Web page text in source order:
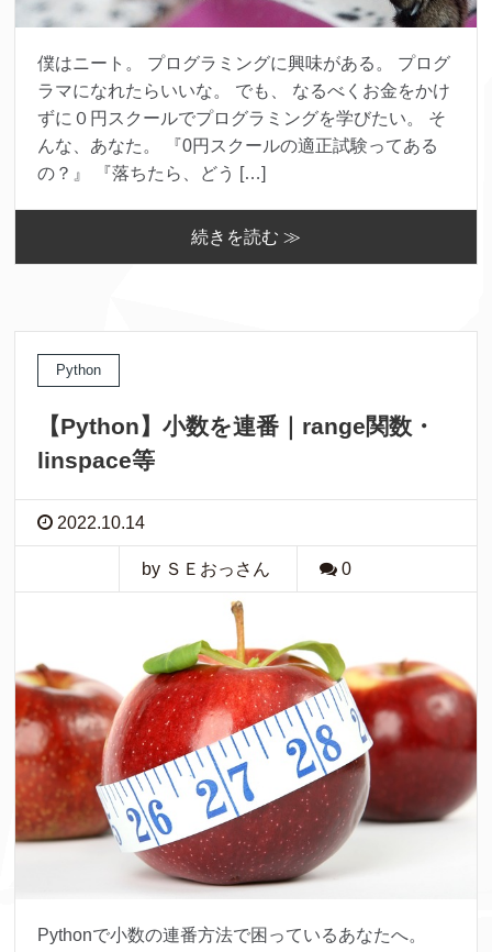
僕はニート。 プログラミングに興味がある。 プログ
ラマになれたらいいな。 でも、 なるべくお金をかけ
ずに０円スクールでプログラミングを学びたい。 そ
んな、あなた。 『0円スクールの適正試験ってある
の？』 『落ちたら、どう […]
続きを読む ≫
Python
【Python】小数を連番｜range関数・
linspace等
2022.10.14
by ＳＥおっさん 0
Pythonで小数の連番方法で困っているあなたへ。